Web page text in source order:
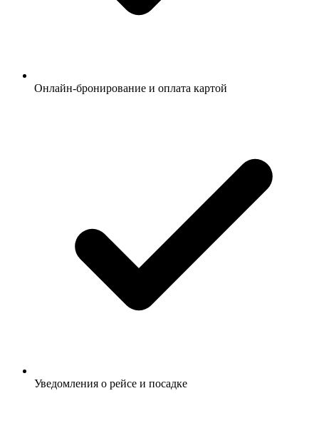
Онлайн-бронирование и оплата картой
Уведомления о рейсе и посадке